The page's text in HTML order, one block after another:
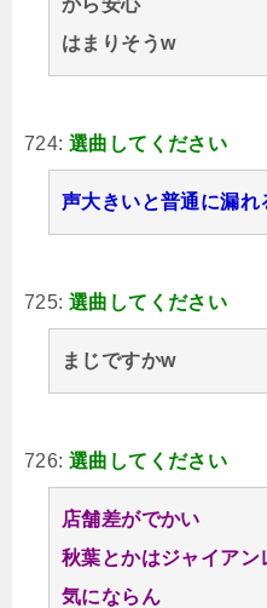
はまりそうw
724: 選曲してください
声大きいと普通に漏れ
725: 選曲してください
まじですかw
726: 選曲してください
店舗差がでかい
秋葉とかはジャイア
気にならん